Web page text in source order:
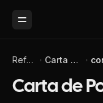
Toggle Menu
Referencia de API Carta de Porte Electrónica
Carta de